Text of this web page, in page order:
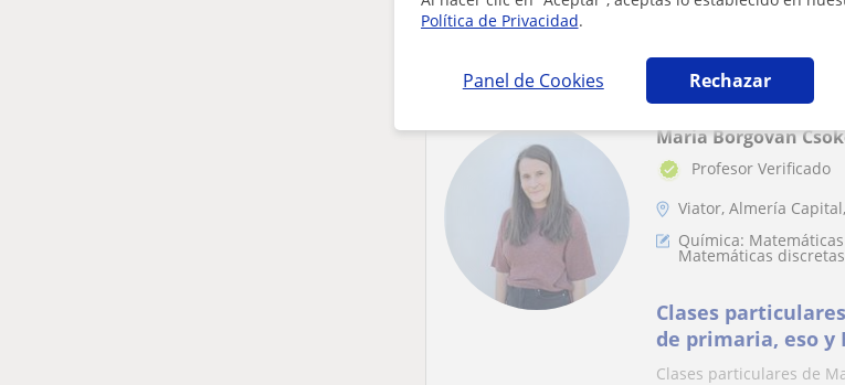
Política de Privacidad.
Panel de Cookies Rechazar
Buenas, soy una
Maria Borgovan
Profesor Verificado
Viator, Almería
Química:
Matemáticas discretas
Clases
de primaria, eso y
online
Clases particulares de